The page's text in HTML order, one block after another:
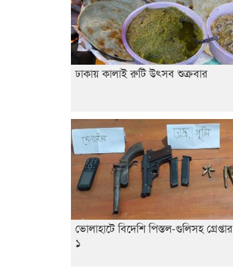
ঢাকায় কালাই রুটি উৎসব শুক্রবার
ভোলাহাটে বিদেশি পিস্তল-গুলিসহ গ্রেপ্তার
১